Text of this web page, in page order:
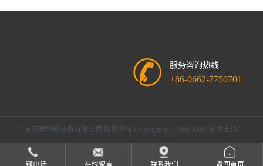
服务咨询热线
+86-0662-7750701
广东河器智能装备有限公司 版权所有 Copyright (©) 2026 XML 技术支持：
盖德化工网